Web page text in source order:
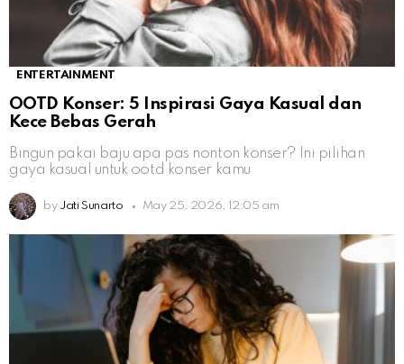
ENTERTAINMENT
OOTD Konser: 5 Inspirasi Gaya Kasual dan
Kece Bebas Gerah
Bingun pakai baju apa pas nonton konser? Ini pilihan
gaya kasual untuk ootd konser kamu
by Jati Sunarto May 25, 2026, 12:05 am